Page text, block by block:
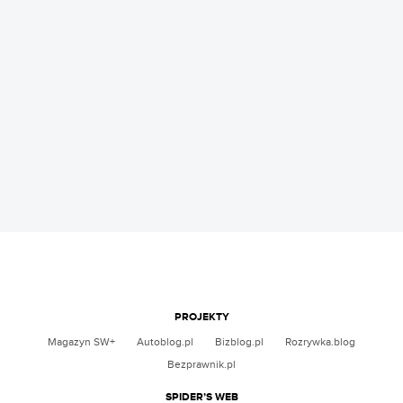
PROJEKTY
Magazyn SW+ Autoblog.pl Bizblog.pl
Rozrywka.blog
Bezprawnik.pl
SPIDER’S WEB